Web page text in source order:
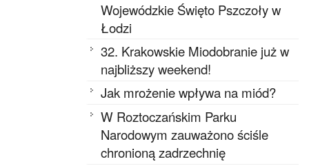
Wojewódzkie Święto Pszczoły w
Łodzi
32. Krakowskie Miodobranie już w
najbliższy weekend!
Jak mrożenie wpływa na miód?
W Roztoczańskim Parku
Narodowym zauważono ściśle
chronioną zadrzechnię